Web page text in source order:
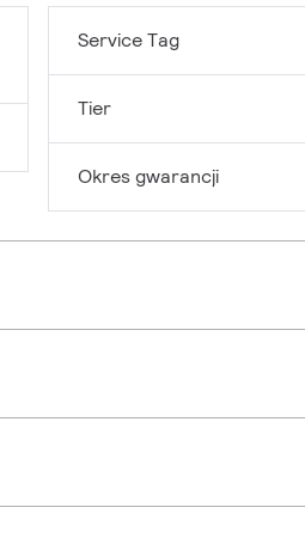
Service Tag
Tier
Okres gwarancji